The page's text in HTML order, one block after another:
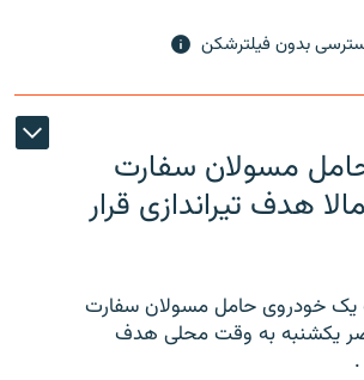
بدون فیلترشکن
مسولان سفارت
هدف تیراندازی قرار
یک خودروی حامل مسولان سفارت
عصر یکشنبه به وقت محلی هدف
.